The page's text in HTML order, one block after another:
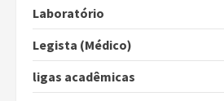
Laboratório
Legista (Médico)
ligas acadêmicas